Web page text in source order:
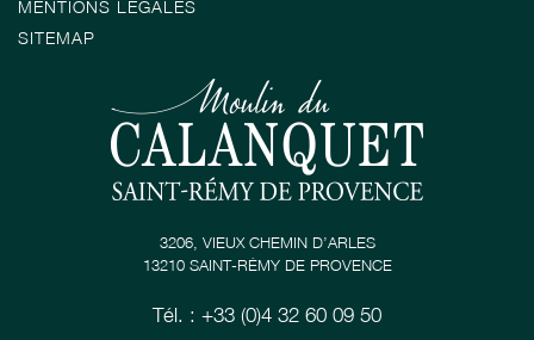
MENTIONS LÉGALES
SITEMAP
3206, VIEUX CHEMIN D’ARLES
13210 SAINT-RÉMY DE PROVENCE
Tél. : +33 (0)4 32 60 09 50